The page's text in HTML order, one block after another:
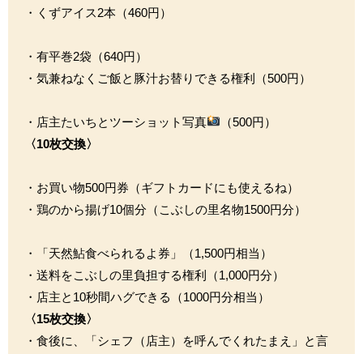
・くずアイス2本（460円）
・有平巻2袋（640円）
・気兼ねなくご飯と豚汁お替りできる権利（500円）
・店主たいちとツーショット写真
（500円）
〈10枚交換〉
・お買い物500円券（ギフトカードにも使えるね）
・鶏のから揚げ10個分（こぶしの里名物1500円分）
・「天然鮎食べられるよ券」（1,500円相当）
・送料をこぶしの里負担する権利（1,000円分）
・店主と10秒間ハグできる（1000円分相当）
〈15枚交換〉
・食後に、「シェフ（店主）を呼んでくれたまえ」と言